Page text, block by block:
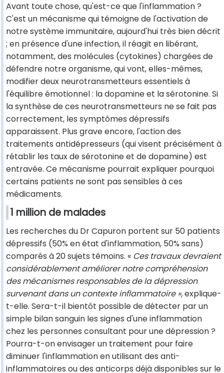
Avant toute chose, qu'est-ce que l'inflammation ?
C'est un mécanisme qui témoigne de l'activation de
notre système immunitaire, aujourd'hui très bien décrit
; en présence d'une infection, il réagit en libérant,
notamment, des molécules (cytokines) chargées de
défendre notre organisme, qui vont, elles-mêmes,
modifier deux neurotransmetteurs essentiels à
l'équilibre émotionnel : la dopamine et la sérotonine. Si
la synthèse de ces neurotransmetteurs ne se fait pas
correctement, les symptômes dépressifs
apparaissent. Plus grave encore, l'action des
traitements antidépresseurs (qui visent précisément à
rétablir les taux de sérotonine et de dopamine) est
entravée. Ce mécanisme pourrait expliquer pourquoi
certains patients ne sont pas sensibles à ces
médicaments.
1 million de malades
Les recherches du Dr Capuron portent sur 50 patients
dépressifs (50% en état d'inflammation, 50% sans)
comparés à 20 sujets témoins. « Ces travaux devraient
considérablement améliorer notre compréhension
des mécanismes responsables de la dépression
survenant dans un contexte inflammatoire »,explique-
t-elle. Sera-t-il bientôt possible de détecter par un
simple bilan sanguin les signes d'une inflammation
chez les personnes consultant pour une dépression ?
Pourra-t-on envisager un traitement pour faire
diminuer l'inflammation en utilisant des anti-
inflammatoires ou des anticorps déjà disponibles sur le